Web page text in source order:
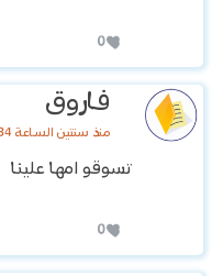
0
فاروق
منذ سنتين الساعة 14:34
تسوقو امها علينا
0